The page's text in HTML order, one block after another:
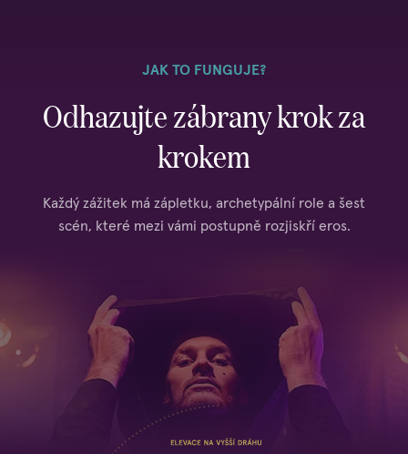
JAK TO FUNGUJE?
Odhazujte zábrany krok za
krokem
Každý zážitek má zápletku, archetypální role a šest
scén, které mezi vámi postupně rozjiskří eros.